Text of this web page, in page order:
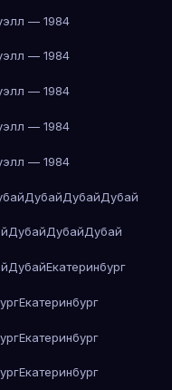
— 1984
— 1984
— 1984
— 1984
— 1984
ДубайДубайДубай
ДубайДубайДубай
ДубайЕкатеринбург
Екатеринбург
Екатеринбург
Екатеринбург